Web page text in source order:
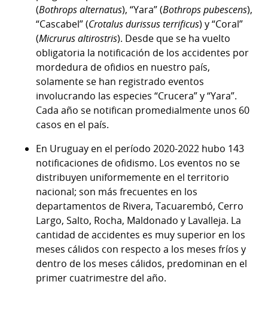
(Bothrops alternatus), “Yara” (Bothrops pubescens),
“Cascabel” (Crotalus durissus terrificus) y “Coral”
(Micrurus altirostris). Desde que se ha vuelto
obligatoria la notificación de los accidentes por
mordedura de ofidios en nuestro país,
solamente se han registrado eventos
involucrando las especies “Crucera” y “Yara”.
Cada año se notifican promedialmente unos 60
casos en el país.
En Uruguay en el período 2020-2022 hubo 143
notificaciones de ofidismo. Los eventos no se
distribuyen uniformemente en el territorio
nacional; son más frecuentes en los
departamentos de Rivera, Tacuarembó, Cerro
Largo, Salto, Rocha, Maldonado y Lavalleja. La
cantidad de accidentes es muy superior en los
meses cálidos con respecto a los meses fríos y
dentro de los meses cálidos, predominan en el
primer cuatrimestre del año.